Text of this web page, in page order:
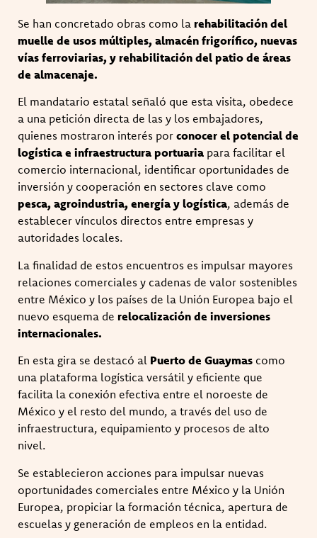
Se han concretado obras como la rehabilitación del
muelle de usos múltiples, almacén frigorífico, nuevas
vías ferroviarias, y rehabilitación del patio de áreas
de almacenaje.
El mandatario estatal señaló que esta visita, obedece
a una petición directa de las y los embajadores,
quienes mostraron interés por conocer el potencial de
logística e infraestructura portuaria para facilitar el
comercio internacional, identificar oportunidades de
inversión y cooperación en sectores clave como
pesca, agroindustria, energía y logística, además de
establecer vínculos directos entre empresas y
autoridades locales.
La finalidad de estos encuentros es impulsar mayores
relaciones comerciales y cadenas de valor sostenibles
entre México y los países de la Unión Europea bajo el
nuevo esquema de relocalización de inversiones
internacionales.
En esta gira se destacó al Puerto de Guaymas como
una plataforma logística versátil y eficiente que
facilita la conexión efectiva entre el noroeste de
México y el resto del mundo, a través del uso de
infraestructura, equipamiento y procesos de alto
nivel.
Se establecieron acciones para impulsar nuevas
oportunidades comerciales entre México y la Unión
Europea, propiciar la formación técnica, apertura de
escuelas y generación de empleos en la entidad.